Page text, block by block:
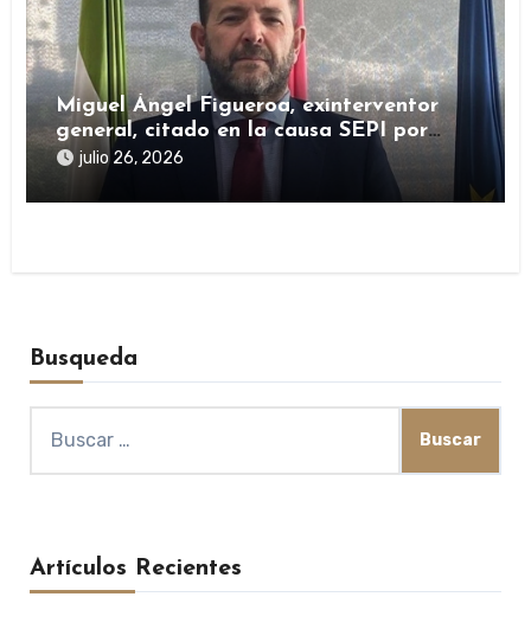
Miguel Ángel Figueroa, exinterventor
general, citado en la causa SEPI por
presuntas irregularidades en ayudas
julio 26, 2026
Busqueda
Artículos Recientes